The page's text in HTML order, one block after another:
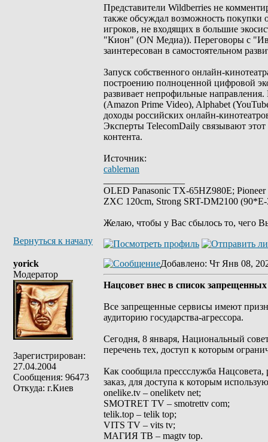
Представители Wildberries не
также обсуждал возможность
игроков, не входящих в большие
"Кион" (ON Медиа)). Переговоры с
заинтересован в самостоятельном
Запуск собственного онлайн-
построению полноценной цифровой
развивает непрофильные
(Amazon Prime Video), Alphabet
доходы российских онлайн-
Эксперты TelecomDaily связывают
контента.
Источник:
cableman
OLED Panasonic TX-65HZ980E;
ZXC 120cm, Strong SRT-DM2100
Желаю, чтобы у Вас сбылось то, чего
Вернуться к началу
yorick
Модератор
Зарегистрирован:
27.04.2004
Сообщения: 96473
Откуда: г.Киев
Добавлено: Чт Янв 08,
Нацсовет внес в список
Все запрещенные сервисы имеют
аудиторию государства-агрессора.
Сегодня, 8 января, Национальный
перечень тех, доступ к которым
Как сообщила прессслужба Нацсовета,
заказ, для доступа к которым
onelike.tv – oneliketv net;
SMOTRET TV – smotrettv com;
telik.top – telik top;
VITS TV – vits tv;
МАГИЯ ТВ – magtv top.